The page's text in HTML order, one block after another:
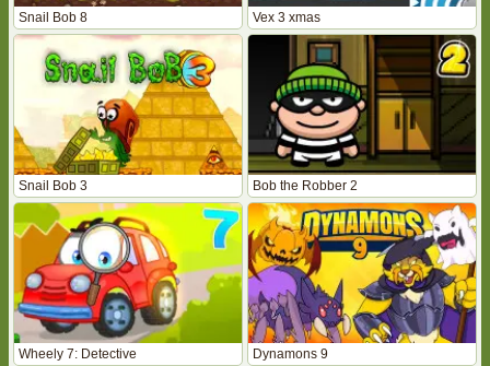
Snail Bob 8 Vex 3 xmas
Snail Bob 3 Bob the Robber 2
Wheely 7: Detective Dynamons 9